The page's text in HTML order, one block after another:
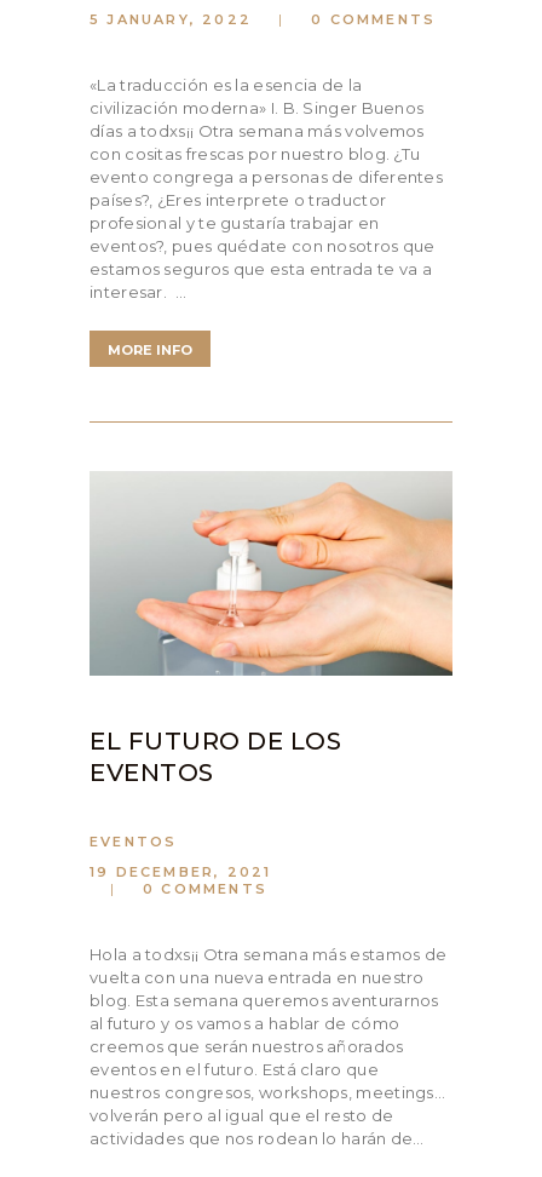
5 JANUARY, 2022
0 COMMENTS
«La traducción es la esencia de la
civilización moderna» I. B. Singer Buenos
días a todxs¡¡ Otra semana más volvemos
con cositas frescas por nuestro blog. ¿Tu
evento congrega a personas de diferentes
países?, ¿Eres interprete o traductor
profesional y te gustaría trabajar en
eventos?, pues quédate con nosotros que
estamos seguros que esta entrada te va a
interesar. …
MORE INFO
EL FUTURO DE LOS
EVENTOS
EVENTOS
19 DECEMBER, 2021
0
COMMENTS
Hola a todxs¡¡ Otra semana más estamos de
vuelta con una nueva entrada en nuestro
blog. Esta semana queremos aventurarnos
al futuro y os vamos a hablar de cómo
creemos que serán nuestros añorados
eventos en el futuro. Está claro que
nuestros congresos, workshops, meetings…
volverán pero al igual que el resto de
actividades que nos rodean lo harán de…